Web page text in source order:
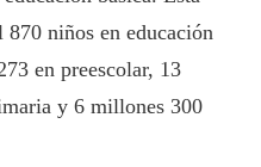
niños en educación
en preescolar, 13
y 6 millones 300